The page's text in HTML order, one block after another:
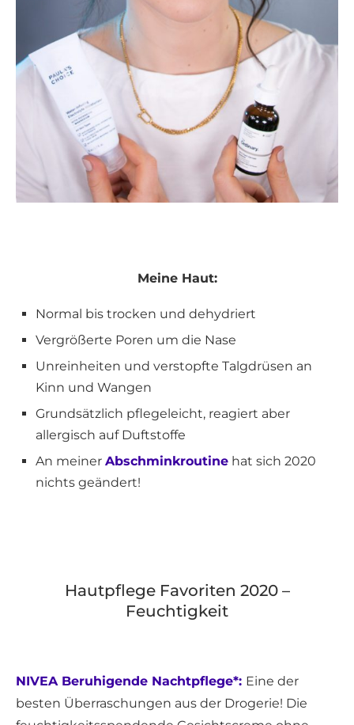
Meine Haut:
Normal bis trocken und dehydriert
Vergrößerte Poren um die Nase
Unreinheiten und verstopfte Talgdrüsen an
Kinn und Wangen
Grundsätzlich pflegeleicht, reagiert aber
allergisch auf Duftstoffe
An meiner Abschminkroutine hat sich 2020
nichts geändert!
Hautpflege Favoriten 2020 –
Feuchtigkeit
NIVEA Beruhigende Nachtpflege*: Eine der
besten Überraschungen aus der Drogerie! Die